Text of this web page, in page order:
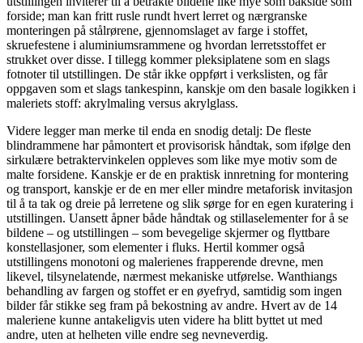
forside; man kan fritt rusle rundt hvert lerret og nærgranske
monteringen på stålrørene, gjennomslaget av farge i stoffet,
skruefestene i aluminiumsrammene og hvordan lerretsstoffet er
strukket over disse. I tillegg kommer pleksiplatene som en slags
fotnoter til utstillingen. De står ikke oppført i verkslisten, og får
oppgaven som et slags tankespinn, kanskje om den basale logikken i
maleriets stoff: akrylmaling versus akrylglass.
Videre legger man merke til enda en snodig detalj: De fleste
blindrammene har påmontert et provisorisk håndtak, som ifølge den
sirkulære betraktervinkelen oppleves som like mye motiv som de
malte forsidene. Kanskje er de en praktisk innretning for montering
og transport, kanskje er de en mer eller mindre metaforisk invitasjon
til å ta tak og dreie på lerretene og slik sørge for en egen kuratering i
utstillingen. Uansett åpner både håndtak og stillaselementer for å se
bildene – og utstillingen – som bevegelige skjermer og flyttbare
konstellasjoner, som elementer i fluks. Hertil kommer også
utstillingens monotoni og malerienes frapperende drevne, men
likevel, tilsynelatende, nærmest mekaniske utførelse. Wanthiangs
behandling av fargen og stoffet er en øyefryd, samtidig som ingen
bilder får stikke seg fram på bekostning av andre. Hvert av de 14
maleriene kunne antakeligvis uten videre ha blitt byttet ut med
andre, uten at helheten ville endre seg nevneverdig.